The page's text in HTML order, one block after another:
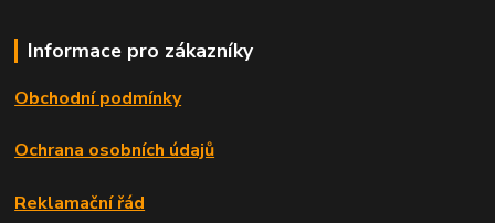
Informace pro zákazníky
Obchodní podmínky
Ochrana osobních údajů
Reklamační řád